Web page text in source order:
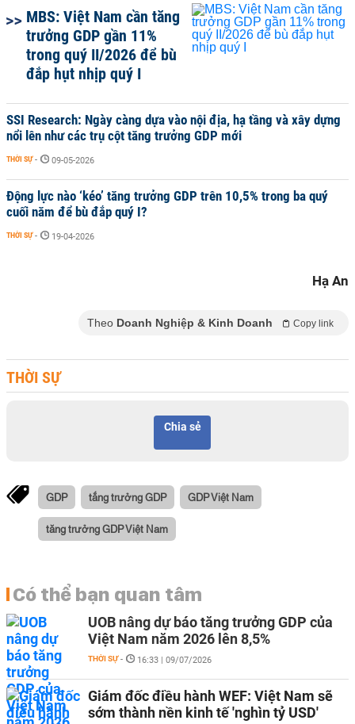
MBS: Việt Nam cần tăng
trưởng GDP gần 11%
trong quý II/2026 để bù
đắp hụt nhịp quý I
SSI Research: Ngày càng dựa vào nội địa, hạ tầng và xây dựng
nổi lên như các trụ cột tăng trưởng GDP mới
THỜI SỰ - 09-05-2026
Động lực nào ‘kéo’ tăng trưởng GDP trên 10,5% trong ba quý
cuối năm để bù đắp quý I?
THỜI SỰ - 19-04-2026
Hạ An
Theo Doanh Nghiệp & Kinh Doanh Copy link
THỜI SỰ
Chia sẻ
GDP tắng trưởng GDP GDP Việt Nam
tăng trưởng GDP Việt Nam
Có thể bạn quan tâm
UOB nâng dự báo tăng trưởng GDP của
Việt Nam năm 2026 lên 8,5%
THỜI SỰ - 16:33 | 09/07/2026
Giám đốc điều hành WEF: Việt Nam sẽ
sớm thành nền kinh tế 'nghìn tỷ USD'